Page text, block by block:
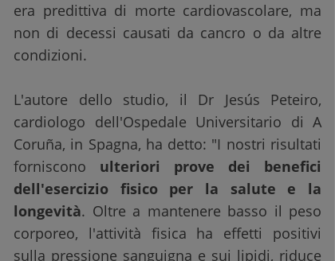
era predittiva di morte cardiovascolare, ma
non di decessi causati da cancro o da altre
condizioni.
L'autore dello studio, il Dr Jesús Peteiro,
cardiologo dell'Ospedale Universitario di A
Coruña, in Spagna, ha detto: "I nostri risultati
forniscono ulteriori prove dei benefici
dell'esercizio fisico per la salute e la
longevità. Oltre a mantenere basso il peso
corporeo, l'attività fisica ha effetti positivi
sulla pressione sanguigna e sui lipidi, riduce